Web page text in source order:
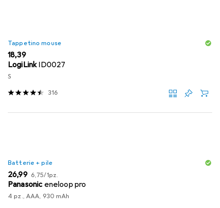
Tappetino mouse
EUR
18,39
LogiLinkID0027
S
316
Batterie + pile
EUR
26,99 EUR
6,75/1pz.
Panasonic eneloop pro
4 pz., AAA, 930 mAh